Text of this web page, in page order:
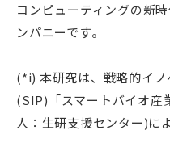
コンピューティングの新
ンパニーです。
(*i) 本研究は、戦略的イ
(SIP)「スマートバイオ産
人：生研支援センター)に